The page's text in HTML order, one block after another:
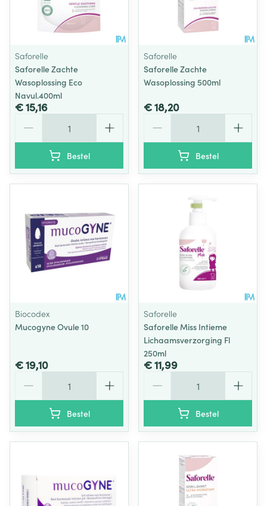
Saforelle
Saforelle Zachte
Wasoplossing Eco
Navul.400ml
€ 15,16
Bestel
Saforelle
Saforelle Zachte
Wasoplossing 500ml
€ 18,20
Bestel
Biocodex
Mucogyne Ovule 10
€ 19,10
Bestel
Saforelle
Saforelle Miss Intieme
Lichaamsverzorging Fl
250ml
€ 11,99
Bestel